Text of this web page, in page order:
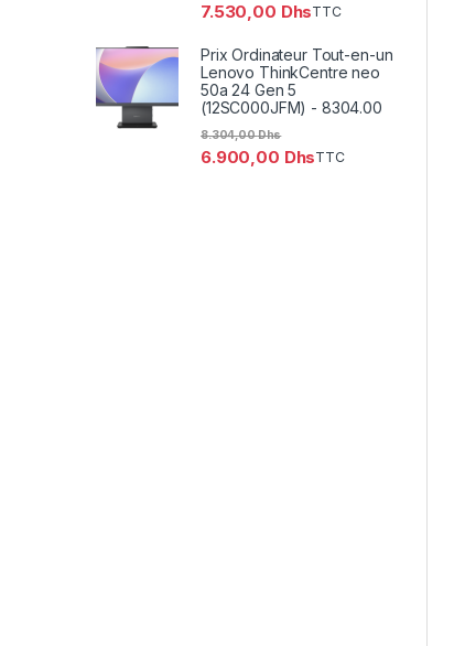
7.530,00 DhsTTC
Prix Ordinateur Tout-en-un
Lenovo ThinkCentre neo
50a 24 Gen 5
(12SC000JFM) - 8304.00
6.900,00 Dhs
8.304,00Dhs
TTC